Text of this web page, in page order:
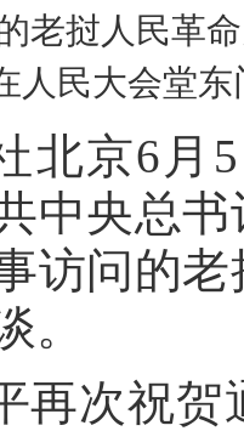
老挝人民革
人民大会堂
北京6月
中央总
访问的
。
再次祝贺